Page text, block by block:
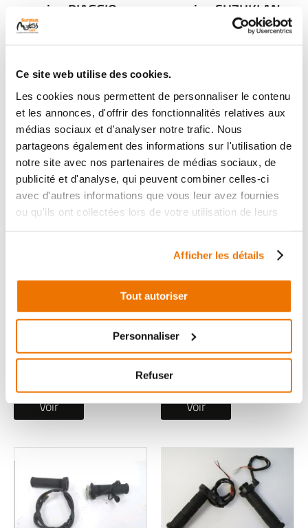
Ce site web utilise des cookies.
Les cookies nous permettent de personnaliser le contenu
et les annonces, d'offrir des fonctionnalités relatives aux
médias sociaux et d'analyser notre trafic. Nous
partageons également des informations sur l'utilisation de
notre site avec nos partenaires de médias sociaux, de
publicité et d'analyse, qui peuvent combiner celles-ci
avec d'autres informations que vous leur avez fournies
ou qu'ils ont collectées lors de votre utilisation de leurs
Afficher les détails
Tout autoriser
Personnaliser
Refuser
occasion PIAGGIO
BEVERLY 350 2021
49,90 € TTC
Voir
occasion SUZUKI AN
650 BURGMAN 2009
69
Voir
Poignees chauffantes
occasion KAWASAKI
ER-6F 2012
39
Voir
Poignees chauffantes
occasion APRILIA
SCARABEO 2010
1 en stock
49
Voir